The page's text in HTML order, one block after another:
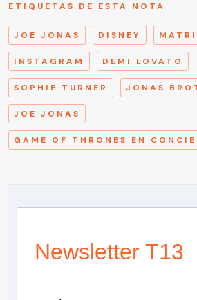
ETIQUETAS DE ESTA NOTA
JOE JONAS DISNEY
INSTAGRAM DEMI LOVATO
SOPHIE TURNER JONAS
JOE JONAS
GAME OF THRONES EN
Newsletter T13